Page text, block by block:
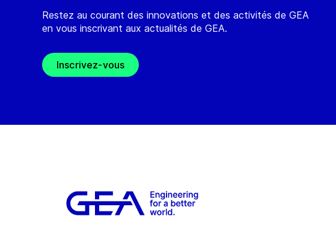
Restez au courant des innovations et des activités de GEA
en vous inscrivant aux actualités de GEA.
Inscrivez-vous